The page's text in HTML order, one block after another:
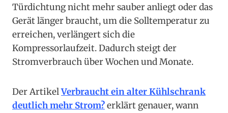
Türdichtung nicht mehr sauber anliegt oder das
Gerät länger braucht, um die Solltemperatur zu
erreichen, verlängert sich die
Kompressorlaufzeit. Dadurch steigt der
Stromverbrauch über Wochen und Monate.
Der ArtikelVerbraucht ein alter Kühlschrank
deutlich mehr Strom?erklärt genauer, wann